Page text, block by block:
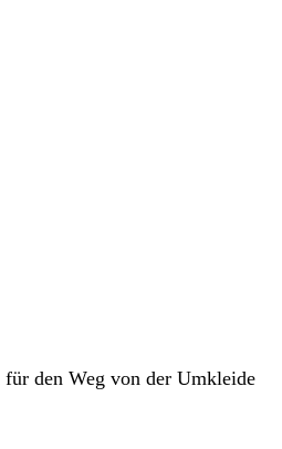
den Weg von der Umkleide